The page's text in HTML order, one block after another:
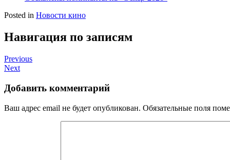
Posted in Новости кино
Навигация по записям
Previous
Next
Добавить комментарий
Ваш адрес email не будет опубликован. Обязательные поля